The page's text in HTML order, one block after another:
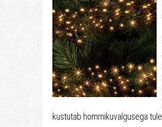
kustutab hommikuvalgusega